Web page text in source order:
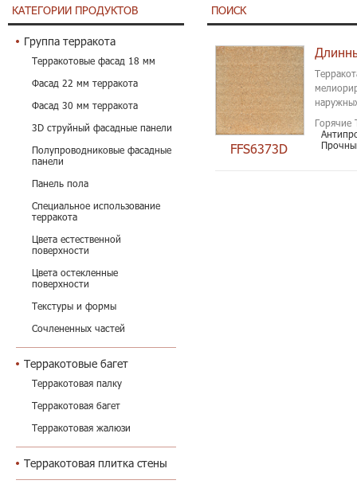
КАТЕГОРИИ ПРОДУКТОВ
Группа терракота
Терракотовые фасад 18 мм
Фасад 22 мм терракота
Фасад 30 мм терракота
3D струйный фасадные панели
Полупроводниковые фасадные
панели
Панель пола
Специальное использование
терракота
Цвета естественной
поверхности
Цвета остекленные
поверхности
Текстуры и формы
Сочлененных частей
Терракотовые багет
Терракотовая палку
Терракотовая багет
Терракотовая жалюзи
Терракотовая плитка стены
ПОИСК
FFS6373D
Горячие